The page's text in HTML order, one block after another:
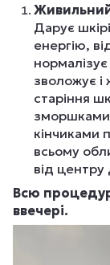
Дарує
енергію,
зволожує
старіння
кінчиками
всьому
від центру
Всю
ввечері.